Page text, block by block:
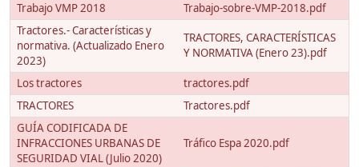
Trabajo VMP 2018
Trabajo-sobre-VMP-2018.pdf
Tractores.- Características y
normativa. (Actualizado Enero
2023)
TRACTORES, CARACTERÍSTICAS
Y NORMATIVA (Enero 23).pdf
Los tractores
tractores.pdf
TRACTORES
Tractores.pdf
GUÍA CODIFICADA DE
INFRACCIONES URBANAS DE
SEGURIDAD VIAL (Julio 2020)
Tráfico Espa 2020.pdf